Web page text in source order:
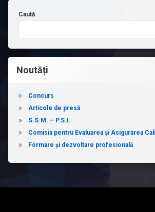
Caută
Noutăți
Concurs
Articole de presă
S.S.M. – P.S.I.
Comisia pentru Evaluarea și Asigurarea
Formare și dezvoltare profesională